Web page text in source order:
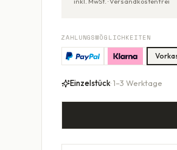
ZAHLUNGSMÖGLICHKEITEN
Einzelstück· 1–3 Werktage